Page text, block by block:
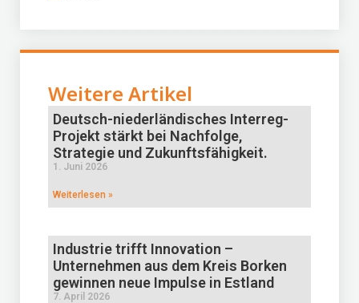
Weitere Artikel
Deutsch-niederländisches Interreg-
Projekt stärkt bei Nachfolge,
Strategie und Zukunftsfähigkeit.
1. Juni 2026
Weiterlesen »
Industrie trifft Innovation –
Unternehmen aus dem Kreis Borken
gewinnen neue Impulse in Estland
7. April 2026